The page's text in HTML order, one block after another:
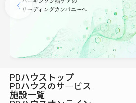
PDハウストップ
PDハウスのサービス
施設一覧